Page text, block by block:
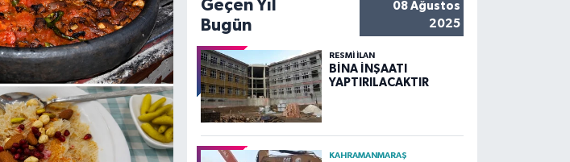
Geçen Yıl
Bugün
08 Ağustos
2025
RESMİ İLAN
BİNA İNŞAATI
YAPTIRILACAKTIR
KAHRAMANMARAŞ